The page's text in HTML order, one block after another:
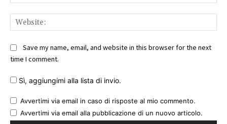
Save my name, email, and website in this browser for the next
time I comment.
Sì, aggiungimi alla lista di invio.
Avvertimi via email in caso di risposte al mio commento.
Avvertimi via email alla pubblicazione di un nuovo articolo.